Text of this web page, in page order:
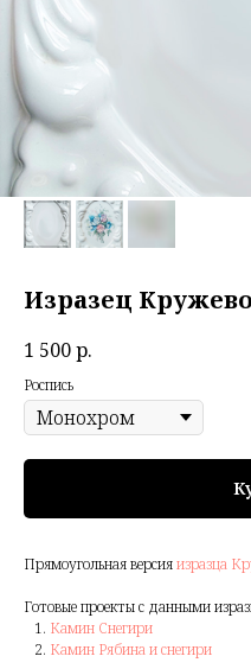
Изразец
1 500р.
Роспись
Прямоугольная версияизразца
Готовые проекты с данными
Камин Снегири
Камин Рябина и снегири